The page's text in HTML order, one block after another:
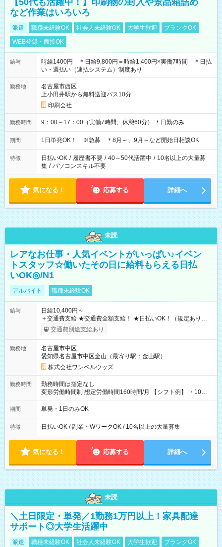
【50代も活躍中！】印刷物の封入や景品箱詰め
など作業はいろいろ
派遣 職種未経験OK 社会人未経験OK 大学生歓迎
ブランクOK
WEB登録・面接OK
給与
時給1400円 ＊日給9,800円＝時給1,400円×実働7時間 ＊日払
い・週払い（速払システム）制度あり
勤務地
名古屋市西区
上小田井駅から無料送迎バス10分
印刷会社
勤務時間 9：00～17：00（実働7時間、休憩60分） ＊日勤のみ
期間 1日単発OK！ ※急募 ＊8月～、9月～など開始日相談OK
特徴 日払いOK / 履歴書不要 / 40～50代活躍中 / 10名以上の大量募
集 / パソコンスキル不要
気になる！ 応募する 詳細へ
未読
レアなお仕事・人気イベントがいっぱい♪イベン
トスタッフ☆働いたその日に給料もらえる日払
いOK◎/N1
アルバイト 職種未経験OK
給与
日給10,400円～
＋交通費支給 ★交通費全額支給！ ★日払いOK！（規定あり） ┗
働いたその日に現金GET♪ お仕事後はコンビニATMから 日払
交通費別途支給あり
勤務地
名古屋市中区
愛知県名古屋市中区金山（最寄り駅：金山駅）
株式会社ワンベルウッズ
勤務時間
勤務時間は指定なし
変形労働時間制 想定労働時間160時間/月 【シフト例】 ・10：
00～20：00
期間 単発・1日のみOK
特徴 日払いOK / 副業・WワークOK / 10名以上の大量募集
気になる！ 応募する 詳細へ
未読
＼土日限定・単発／1勤務1万円以上！家具配達
サポート◎大学生活躍中
派遣 職種未経験OK 社会人未経験OK 大学生歓迎
ブランクOK